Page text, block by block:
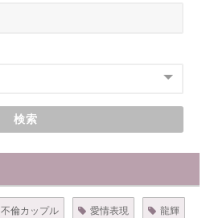
検索
不倫カップル 愛情表現 龍輝